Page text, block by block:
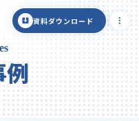
資料ダウンロード
例